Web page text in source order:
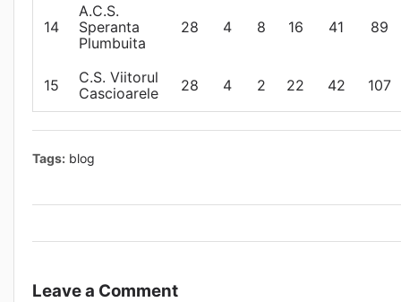
14
A.C.S.
Speranta
Plumbuita
28 4 8 16 41 89
15
C.S. Viitorul
Cascioarele
28 4 2 22 42 107
Tags: blog
Leave a Comment